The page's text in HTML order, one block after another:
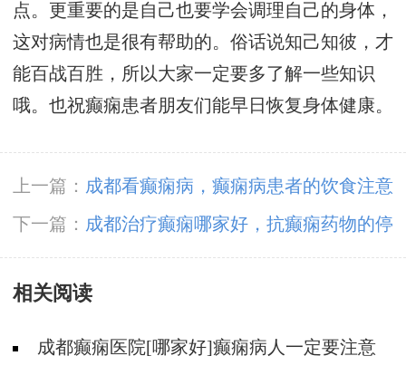
点。更重要的是自己也要学会调理自己的身体，
这对病情也是很有帮助的。俗话说知己知彼，才
能百战百胜，所以大家一定要多了解一些知识
哦。也祝癫痫患者朋友们能早日恢复身体健康。
上一篇： 成都看癫痫病，癫痫病患者的饮食注意
事项?
下一篇： 成都治疗癫痫哪家好，抗癫痫药物的停
药原则?
相关阅读
成都癫痫医院[哪家好]癫痫病人一定要注意